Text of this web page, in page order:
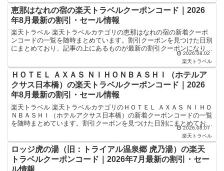
恵那はなれの宿の楽天トラベルクーポンコード｜2026
年8月最新の割引・セール情報
楽天トラベル 楽天トラベルカテゴリの恵那はなれの宿の新着クーポ
ンコードの一覧を随時まとめています。割引クーポンを見つけた日別
にまとめており、記事の上にあるものが最新の割引クーポンになりま
す。ホテル・旅館宿泊の予約などで使えるクーポンやセール...2026.08.02
楽天トラベル
ＨＯＴＥＬ ＡＸＡＳ ＮＩＨＯＮＢＡＳＨＩ（ホテルア
クサス日本橋）の楽天トラベルクーポンコード｜2026
年8月最新の割引・セール情報
楽天トラベル 楽天トラベルカテゴリのＨＯＴＥＬ ＡＸＡＳ ＮＩＨＯ
ＮＢＡＳＨＩ（ホテルアクサス日本橋）の新着クーポンコードの一覧
を随時まとめています。割引クーポンを見つけた日別にまとめてお
り、記事の上にあるものが最新の割引クーポンになります...2026.08.07
楽天トラベル
ロッジ虎の湯（旧：トライアル温泉郷 虎乃湯）の楽天
トラベルクーポンコード｜2026年7月最新の割引・セー